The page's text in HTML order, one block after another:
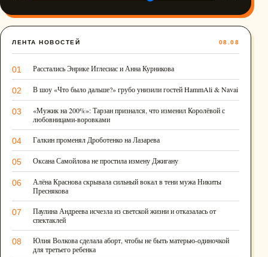
ЛЕНТА НОВОСТЕЙ 08.08
01 Расстались Энрике Иглесиас и Анна Курникова
02 В шоу «Что было дальше?» грубо унизили гостей HammAli & Navai
03
«Мужик на 200%»: Тарзан признался, что изменил Королёвой с
любовницами-воровками
04 Галкин променял Дроботенко на Лазарева
05 Оксана Самойлова не простила измену Джигану
06
Алёна Краснова скрывала сильный вокал в тени мужа Никиты
Преснякова
07
Паулина Андреева исчезла из светской жизни и отказалась от
спектаклей
08
Юлия Волкова сделала аборт, чтобы не быть матерью-одиночкой
для третьего ребенка